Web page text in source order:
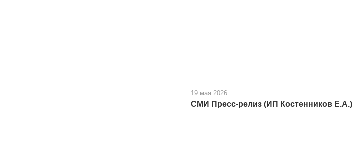
СМИ Пресс-релиз (ИП Костенников Е.А.)
19 мая 2026